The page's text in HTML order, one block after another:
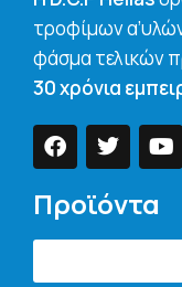
τροφίμων
φάσμα τελικών
30 χρόνια
Προϊόντα